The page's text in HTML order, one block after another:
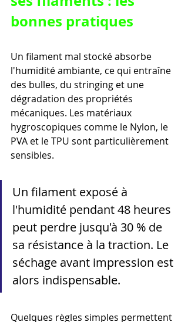
bonnes pratiques
Un filament mal stocké absorbe
l'humidité ambiante, ce qui entraîne
des bulles, du stringing et une
dégradation des propriétés
mécaniques. Les matériaux
hygroscopiques comme le Nylon, le
PVA et le TPU sont particulièrement
sensibles.
Un filament exposé à
l'humidité pendant 48 heures
peut perdre jusqu'à 30 % de
sa résistance à la traction. Le
séchage avant impression est
alors indispensable.
Quelques règles simples permettent